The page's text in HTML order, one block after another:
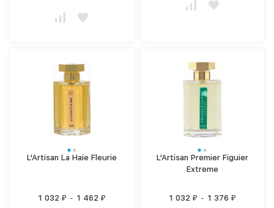
L'Artisan La Haie Fleurie
1 032 ₽ - 1 462 ₽
L'Artisan Premier Figuier
Extreme
1 032 ₽ - 1 376 ₽